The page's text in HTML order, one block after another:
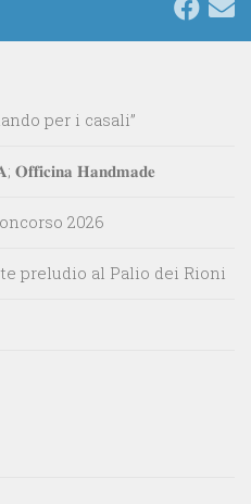
per i casali”
𝐇𝐚𝐧𝐝𝐦𝐚𝐝𝐞
2026
preludio al Palio dei Rioni